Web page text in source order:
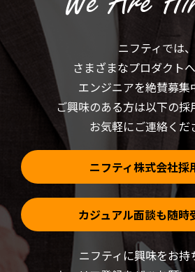
し
い
ウ
ィ
開
き
す)
ィ
ン
ま
す)
ニフティでは、
さまざまなプロダクト
エンジニアを絶賛募集
ご興味のある方は以下の採
お気軽にご連絡くだ
ニフティ株式会社採
カジュアル面談も随時
ニフティに興味をお持